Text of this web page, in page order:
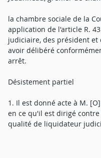
la chambre sociale de la
application de l'article R.
judiciaire, des président et
avoir délibéré
arrêt.
Désistement partiel
1. Il est donné acte à M.
en ce qu'il est dirigé contre
qualité de liquidateur